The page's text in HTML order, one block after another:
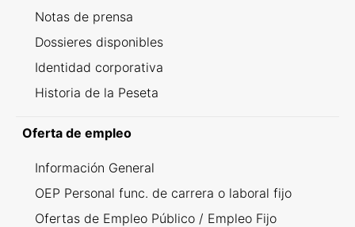
Notas de prensa
Dossieres disponibles
Identidad corporativa
Historia de la Peseta
Oferta de empleo
Información General
OEP Personal func. de carrera o laboral fijo
Ofertas de Empleo Público / Empleo Fijo